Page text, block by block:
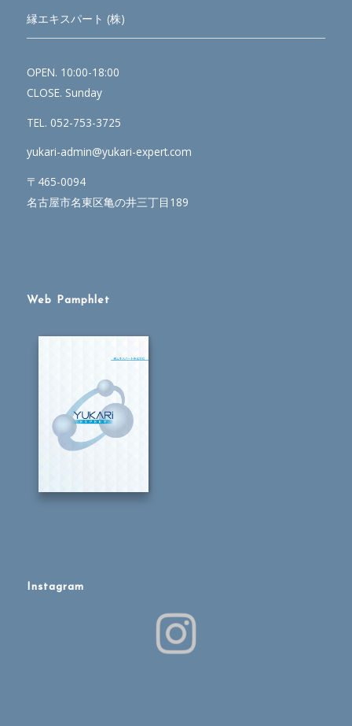
縁エキスパート (株)
OPEN. 10:00-18:00
CLOSE. Sunday
TEL. 052-753-3725
yukari-admin@yukari-expert.com
〒465-0094
名古屋市名東区亀の井三丁目189
Web Pamphlet
Instagram